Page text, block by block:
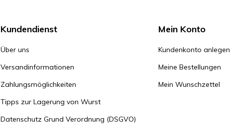
Kundendienst
Über uns
Versandinformationen
Zahlungsmöglichkeiten
Tipps zur Lagerung von Wurst
Datenschutz Grund Verordnung (DSGVO)
Mein Konto
Kundenkonto anlegen
Meine Bestellungen
Mein Wunschzettel